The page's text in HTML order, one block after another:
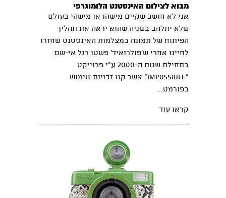
מבוא לצילום האינסטנט הלומוגרפי
אני לא חושב שקיים מישהו או מישהי בעולם
שלא יתלהב בשניה שהוא יראה את תהליך
הפיתוח של תמונה במצלמות האינסטנט שחזרו
לחיינו אחרי ש'פולרואיד' פשטו רגל אי-שם
בתחילת שנות ה-2000 ע"י פרוייקט
"Impossible” אשר קנו זכויות שימוש
בפורמט...
קראו עוד